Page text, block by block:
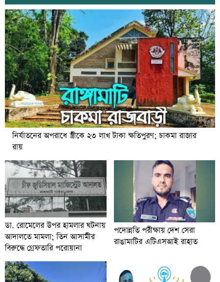
নির্যাতনের অপরাধে স্ত্রীকে ২৩ লাখ টাকা ক্ষতিপুরণ; চাকমা রাজার
রায়
ডা. রোমেলের উপর হামলার ঘটনায়
আদালতে মামলা; তিন আসামীর
বিরুদ্ধে গ্রেফতারি পরোয়ানা
পদোন্নতি পরীক্ষায় দেশ সেরা
রাঙামাটির এটিএসআই রাহাত